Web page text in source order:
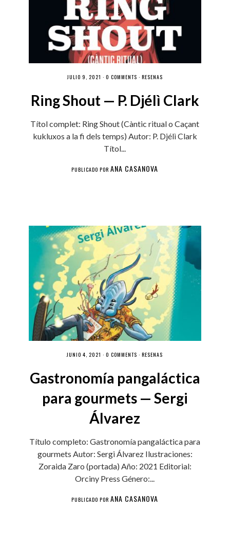
JULIO 9, 2021 · 0 COMMENTS · RESEÑAS
Ring Shout — P. Djélì Clark
Títol complet: Ring Shout (Càntic ritual o Caçant
kukluxos a la fi dels temps) Autor: P. Djélì Clark
Títol...
PUBLICADO PORANA CASANOVA
JUNIO 4, 2021 ·0 COMMENTS ·RESEÑAS
Gastronomía pangaláctica
para gourmets — Sergi
Álvarez
Título completo: Gastronomía pangaláctica para
gourmets Autor: Sergi Álvarez Ilustraciones:
Zoraida Zaro (portada) Año: 2021 Editorial:
Orciny Press Género:...
PUBLICADO PORANA CASANOVA